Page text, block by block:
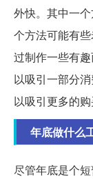
外快。其中一
个方法可能有
过制作一些有
以吸引一部分
以吸引更多的
年底做什么
尽管年底是个